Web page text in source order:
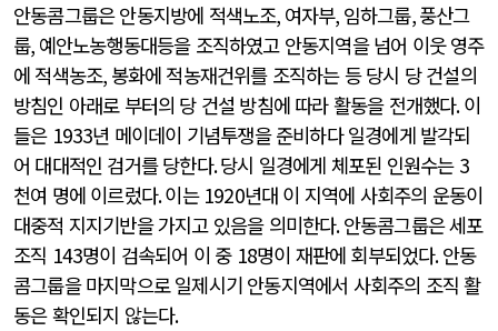
안동콤그룹은 안동지방에 적색노조, 여자부, 임하그룹,풍산그
룹, 예안노농행동대등을 조직하였고 안동지역을 넘어 이웃 영주
에 적색농조, 봉화에 적농재건위를 조직하는 등 당시 당 건설의
방침인 아래로 부터의 당 건설 방침에 따라 활동을 전개했다.이
들은 1933년 메이데이 기념투쟁을 준비하다 일경에게 발각되
어 대대적인 검거를 당한다.당시 일경에게 체포된 인원수는 3
천여 명에 이르렀다.이는 1920년대 이 지역에 사회주의 운동이
대중적 지지기반을 가지고 있음을 의미한다.안동콤그룹은 세포
조직 143명이 검속되어 이 중 18명이 재판에 회부되었다.안동
콤그룹을 마지막으로 일제시기 안동지역에서 사회주의 조직 활
동은 확인되지 않는다.